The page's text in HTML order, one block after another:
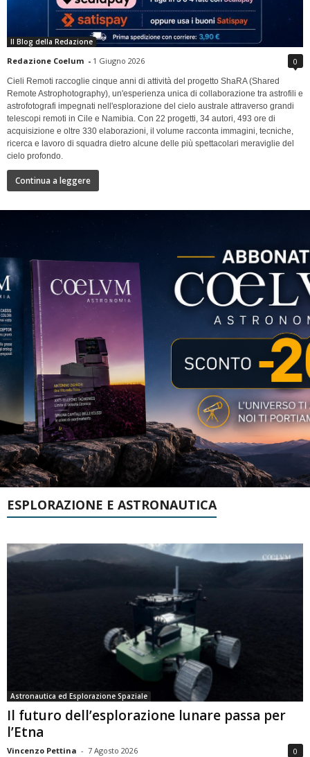
Il Blog della Redazione
Redazione Coelum - 1 Giugno 2026 0
Cieli Remoti raccoglie cinque anni di attività del progetto ShaRA (Shared
Remote Astrophotography), un'esperienza unica di collaborazione tra astrofili e
astrofotografi impegnati nell'esplorazione del cielo australe attraverso grandi
telescopi remoti in Cile e Namibia. Con 22 progetti, 34 autori, 493 ore di
acquisizione e oltre 330 elaborazioni, il volume racconta immagini, tecniche,
ricerca e lavoro di squadra dietro alcune delle più spettacolari meraviglie del
cielo profondo.
Continua a leggere
ESPLORAZIONE E ASTRONAUTICA
Astronautica ed Esplorazione Spaziale
Il futuro dell’esplorazione lunare passa per
l’Etna
Vincenzo Pettina - 7 Agosto 2026 0